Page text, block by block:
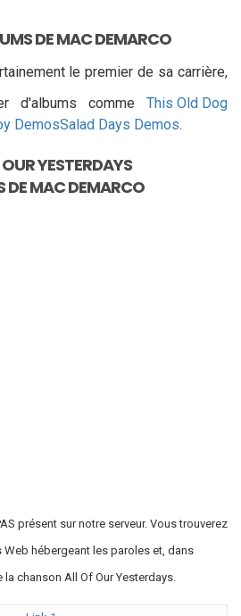
DE MAC DEMARCO
le premier de sa carrière,
d'albums comme This Old Dog
DemosSalad Days Demos.
YESTERDAYS
DEMAC DEMARCO
présent sur notre serveur. Vous trouverez
hébergeant les paroles et, dans
chanson All Of Our Yesterdays.